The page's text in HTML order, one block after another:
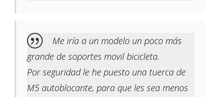
Me iría a un modelo un poco más
grande de soportes movil bicicleta.
Por seguridad le he puesto una tuerca de
M5 autoblocante, para que les sea menos